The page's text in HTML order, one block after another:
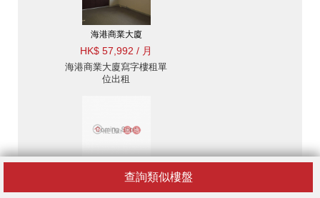
查詢類似樓盤
海港商業大廈
HK$ 57,992 / 月
海港商業大廈寫字樓租單
位出租
皇后大道中129號
HK$ 149,435 / 月